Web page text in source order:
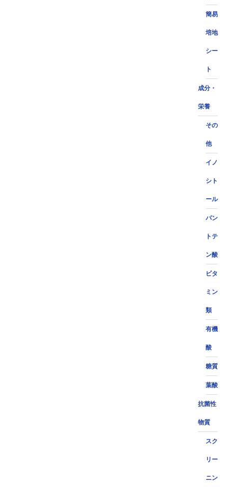
簡易
培地
シー
ト
成分・
栄養
その
他
イノ
シト
ール
パン
トテ
ン酸
ビタ
ミン
類
有機
酸
糖質
葉酸
抗菌性
物質
スク
リー
ニン